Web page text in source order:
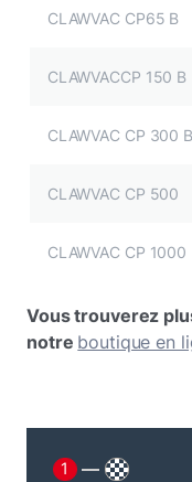
CLAWVAC CP65 B
CLAWVACCP 150 B
CLAWVAC CP 300 B
CLAWVAC CP 500
CLAWVAC CP 1000
Vous trouverez
notre boutique en